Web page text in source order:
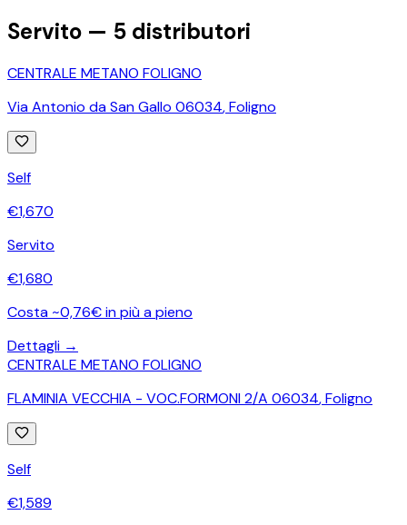
Servito — 5 distributori
CENTRALE METANO FOLIGNO
Via Antonio da San Gallo 06034,Foligno
Self
€1,670
Servito
€1,680
Costa ~0,76€ in più a pieno
Dettagli →
CENTRALE METANO FOLIGNO
FLAMINIA VECCHIA - VOC.FORMONI 2/A 06034,Foligno
Self
€1,589